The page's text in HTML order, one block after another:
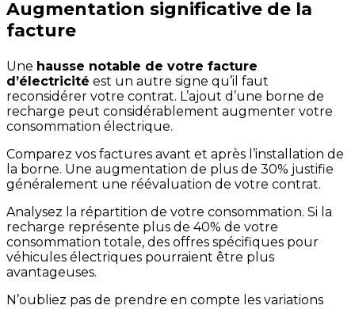
Augmentation significative de la
facture
Une hausse notable de votre facture
d’électricité est un autre signe qu’il faut
reconsidérer votre contrat. L’ajout d’une borne de
recharge peut considérablement augmenter votre
consommation électrique.
Comparez vos factures avant et après l’installation de
la borne. Une augmentation de plus de 30% justifie
généralement une réévaluation de votre contrat.
Analysez la répartition de votre consommation. Si la
recharge représente plus de 40% de votre
consommation totale, des offres spécifiques pour
véhicules électriques pourraient être plus
avantageuses.
N’oubliez pas de prendre en compte les variations